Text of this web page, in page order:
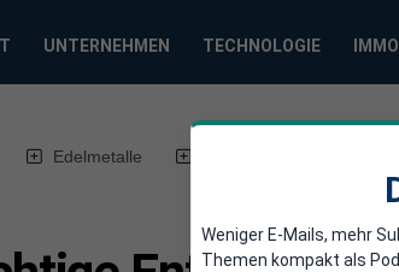
UNTERNEHMEN TECHNOLOGIE
Edelmetalle
Weniger E-Mails, mehr
Themen kompakt als